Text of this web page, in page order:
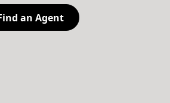
an Agent